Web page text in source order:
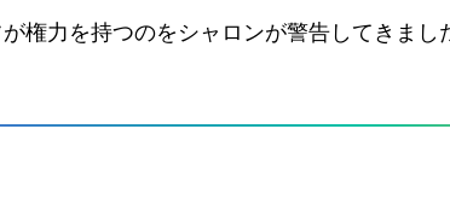
権力を持つのをシャロンが警告してきまし